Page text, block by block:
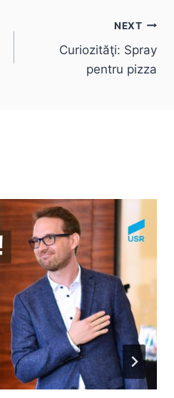
NEXT
Curiozităţi: Spray
pentru pizza